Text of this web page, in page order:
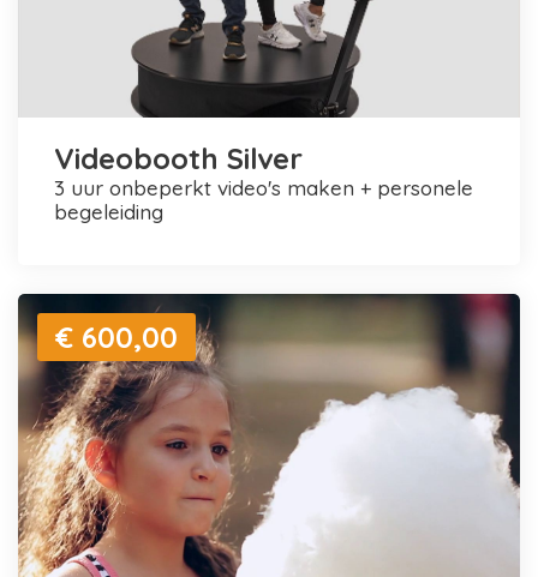
Videobooth Silver
3 uur onbeperkt video's maken + personele
begeleiding
€ 600,00